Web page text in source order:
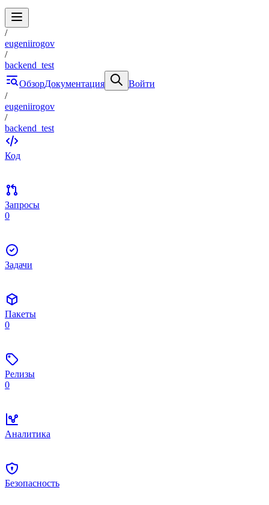
/
eugeniirogov
/
backend_test
ОбзорДокументация
Войти
/
eugeniirogov
/
backend_test
Код
Запросы
0
Задачи
Пакеты
0
Релизы
0
Аналитика
Безопасность